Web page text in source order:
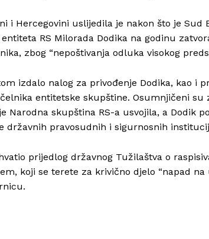
i Hercegovini uslijedila je nakon što je
RS Milorada Dodika na godinu
zbog “nepoštivanja odluka visokog
izdalo nalog za privođenje Dodika, kao i
entitetske skupštine. Osumnjičeni su
Narodna skupština RS-a usvojila, a Dodik
državnih pravosudnih i sigurnosnih
prijedlog državnog Tužilaštva o
koji se terete za krivično djelo “napad